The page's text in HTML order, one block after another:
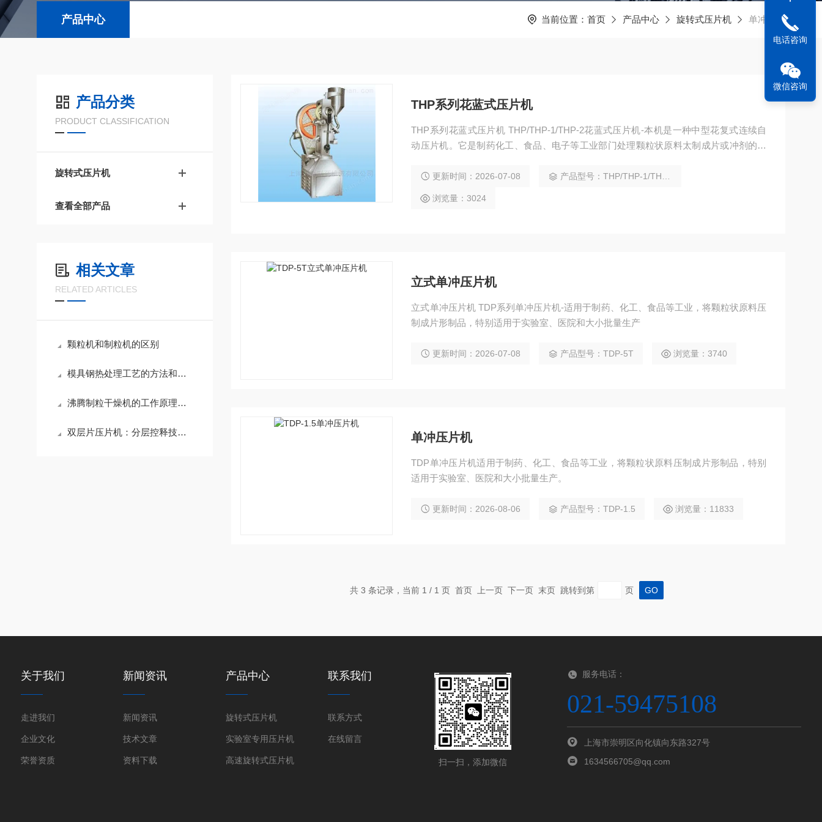
产品中心 当前位置： 首页 产品中心 旋转式压片机 单冲TDP
产品分类
PRODUCT CLASSIFICATION
旋转式压片机
查看全部产品
相关文章
RELATED ARTICLES
颗粒机和制粒机的区别
模具钢热处理工艺的方法和步骤
沸腾制粒干燥机的工作原理及特点解析
双层片压片机：分层控释技术，赋能制药与保健品精准生产
THP系列花蓝式压片机
THP系列花蓝式压片机 THP/THP-1/THP-2花蓝式压片机-本机是一种中型花复式连续自
动压片机。它是制药化工、食品、电子等工业部门处理颗粒状原料太制成片或冲剂的必
咖啡片、粉末冶金、电子原件和各种异形、环形片剂，并右压制双面刻有商标、文字及
更新时间：2026-07-08 产品型号：THP/THP-1/THP-2
浏览量：3024
立式单冲压片机
立式单冲压片机 TDP系列单冲压片机-适用于制药、化工、食品等工业，将颗粒状原料压
制成片形制品，特别适用于实验室、医院和大小批量生产
更新时间：2026-07-08 产品型号：TDP-5T 浏览量：3740
单冲压片机
TDP单冲压片机适用于制药、化工、食品等工业，将颗粒状原料压制成片形制品，特别
适用于实验室、医院和大小批量生产。
更新时间：2026-08-06 产品型号：TDP-1.5 浏览量：11833
共 3 条记录，当前 1 / 1 页 首页 上一页 下一页 末页 跳转到第 页
关于我们
走进我们
企业文化
荣誉资质
新闻资讯
新闻资讯
技术文章
资料下载
产品中心
旋转式压片机
实验室专用压片机
高速旋转式压片机
联系我们
联系方式
在线留言
扫一扫，添加微信
服务电话：
021-59475108
上海市崇明区向化镇向东路327号
1634566705@qq.com
电话咨询
微信咨询